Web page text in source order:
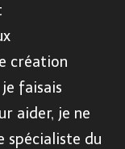
création
faisais
aider, je ne
spécialiste du